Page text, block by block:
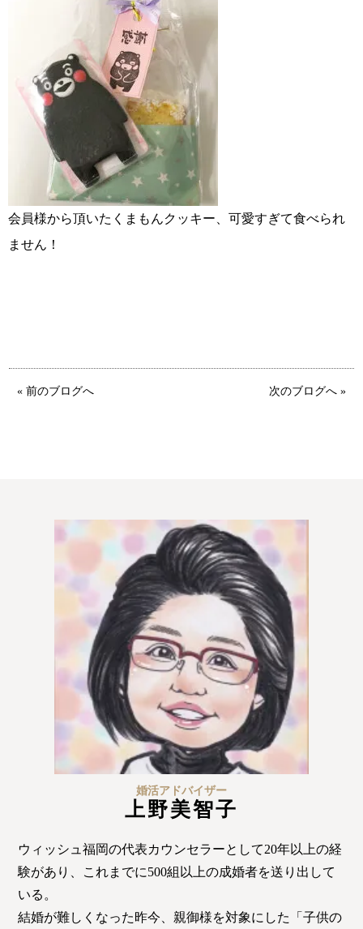
特定商取引法の表記につい
会員様から頂いたくまもんクッキー、可愛すぎて食べられ
ません！
« 前のブログへ 次のブログへ »
婚活アドバイザー
上野美智子
ウィッシュ福岡の代表カウンセラーとして20年以上の経
験があり、これまでに500組以上の成婚者を送り出して
いる。
結婚が難しくなった昨今、親御様を対象にした「子供の